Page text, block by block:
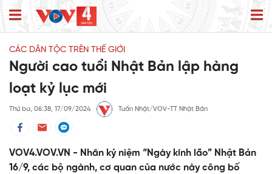
CÁC DÂN TỘC TRÊN THẾ GIỚI
Người cao tuổi Nhật Bản lập hàng
loạt kỷ lục mới
Thứ ba, 06:38, 17/09/2024 Tuấn Nhật/VOV-TT Nhật Bản
VOV4.VOV.VN - Nhân kỷ niệm “Ngày kính lão” Nhật Bản
16/9, các bộ ngành, cơ quan của nước này công bố